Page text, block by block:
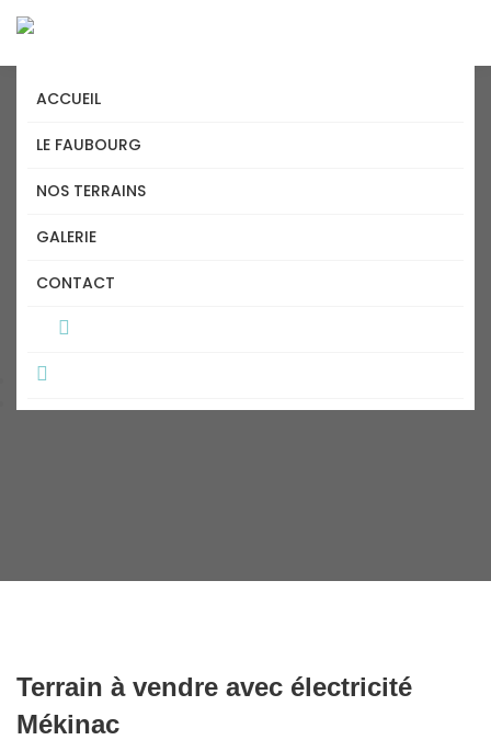
ACCUEIL
LE FAUBOURG
NOS TERRAINS
GALERIE
CONTACT
TERRAIN À VENDRE AVEC
ÉLECTRICITÉ MÉKINAC
Accueil
Terrain à vendre avec électricité Mékinac
Terrain à vendre avec électricité
Mékinac